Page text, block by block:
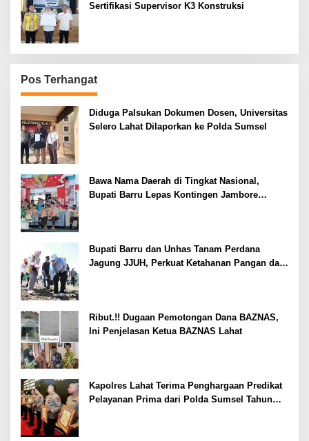
Sertifikasi Supervisor K3 Konstruksi
Pos Terhangat
Diduga Palsukan Dokumen Dosen, Universitas
Selero Lahat Dilaporkan ke Polda Sumsel
Bawa Nama Daerah di Tingkat Nasional,
Bupati Barru Lepas Kontingen Jambore
Bupati Barru dan Unhas Tanam Perdana
Jagung JJUH, Perkuat Ketahanan Pangan dan
Ribut.!! Dugaan Pemotongan Dana BAZNAS,
Ini Penjelasan Ketua BAZNAS Lahat
Kapolres Lahat Terima Penghargaan Predikat
Pelayanan Prima dari Polda Sumsel Tahun